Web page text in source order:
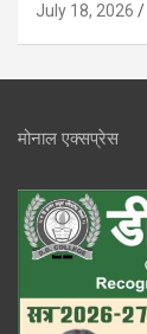
July 18, 2026
मोनाल एक्सप्रेस